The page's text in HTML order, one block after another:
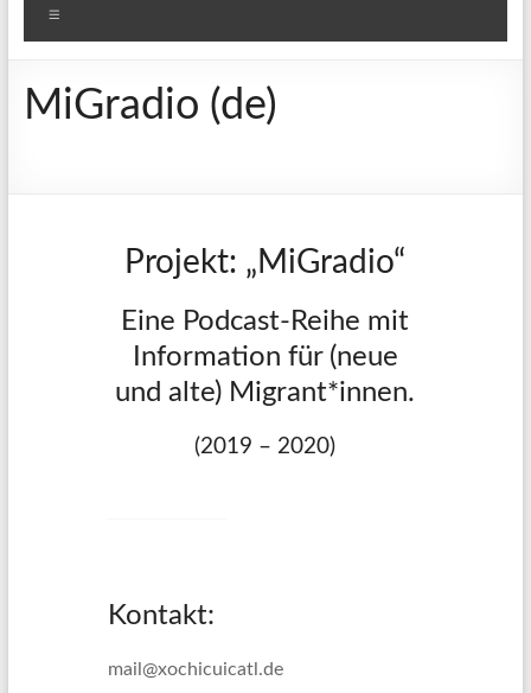
MiGradio (de)
Projekt: „MiGradio“
Eine Podcast-Reihe mit
Information für (neue
und alte) Migrant*innen.
(2019 – 2020)
Kontakt:
mail@xochicuicatl.de